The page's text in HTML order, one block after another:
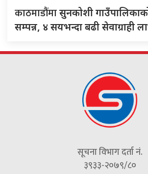
काठमाडौंमासुनकोशी
सम्पन्न, ४ सयभन्दा बढी सेवाग्राही
सूचना विभाग दर्ता नं.
३९३३-२०७९/८०